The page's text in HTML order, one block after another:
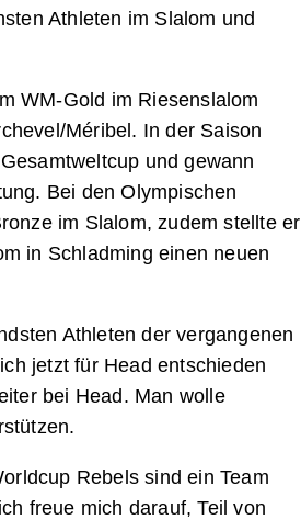
Athleten im Slalom und
WM-Gold im Riesenslalom
Méribel. In der Saison
und gewann
Bei den Olympischen
im Slalom, zudem stellte er
in Schladming einen neuen
Athleten der vergangenen
jetzt für Head entschieden
bei Head. Man wolle
Rebels sind ein Team
freue mich darauf, Teil von